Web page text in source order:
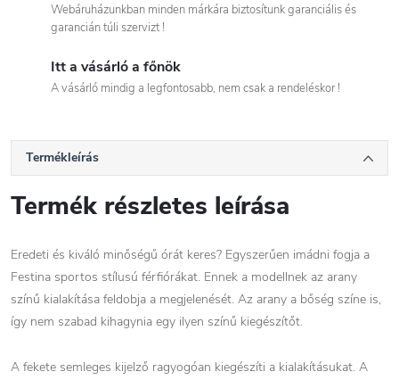
Webáruházunkban minden márkára biztosítunk garanciális és
garancián túli szervizt !
Itt a vásárló a főnök
A vásárló mindig a legfontosabb, nem csak a rendeléskor !
Termékleírás
Termék részletes leírása
Eredeti és kiváló minőségű órát keres? Egyszerűen imádni fogja a
Festina sportos stílusú férfiórákat. Ennek a modellnek az arany
színű kialakítása feldobja a megjelenését. Az arany a bőség színe is,
így nem szabad kihagynia egy ilyen színű kiegészítőt.
A fekete semleges kijelző ragyogóan kiegészíti a kialakításukat. A